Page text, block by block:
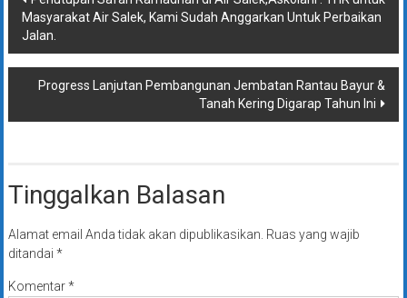
pos
Masyarakat Air Salek, Kami Sudah Anggarkan Untuk Perbaikan
Jalan.
Progress Lanjutan Pembangunan Jembatan Rantau Bayur &
Tanah Kering Digarap Tahun Ini
Tinggalkan Balasan
Alamat email Anda tidak akan dipublikasikan. Ruas yang wajib
ditandai *
Komentar*